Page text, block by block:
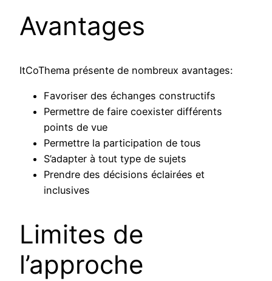
Avantages
ItCoThema présente de nombreux avantages:
Favoriser des échanges constructifs
Permettre de faire coexister différents
points de vue
Permettre la participation de tous
S’adapter à tout type de sujets
Prendre des décisions éclairées et
inclusives
Limites de
l’approche